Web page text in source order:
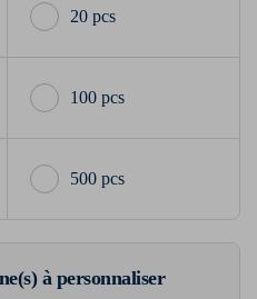
20 pcs
100 pcs
500 pcs
à personnaliser